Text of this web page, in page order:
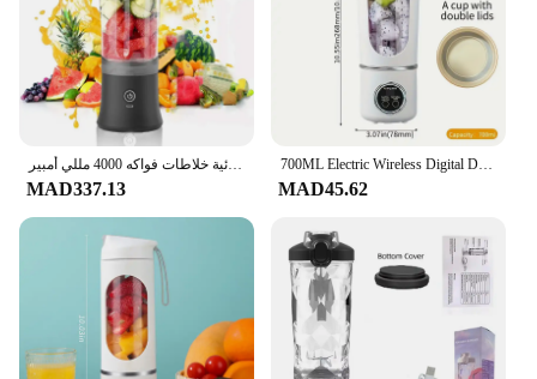
MAD337.13
700ML Electric Wireless Digital Display Mixer Portable Juicer Fruit Smoothie Juice Cup Rechargeable Smoothie Juicer 12 Blade
MAD45.62